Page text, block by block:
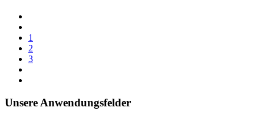
1
2
3
Unsere Anwendungsfelder